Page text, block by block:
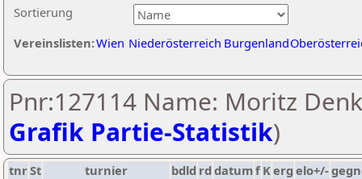
Sortierung
Vereinslisten:Wien Niederösterreich Burgenland
Pnr:127114 Name: Moritz
Grafik Partie-Statistik)
tnrSt turnier bdld rd datumf Kerg elo+/-